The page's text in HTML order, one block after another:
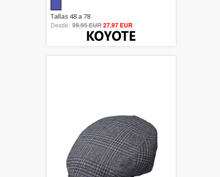
out of 5
Tallas 48 a 78
Desde: 39,95 EUR27,97 EUR